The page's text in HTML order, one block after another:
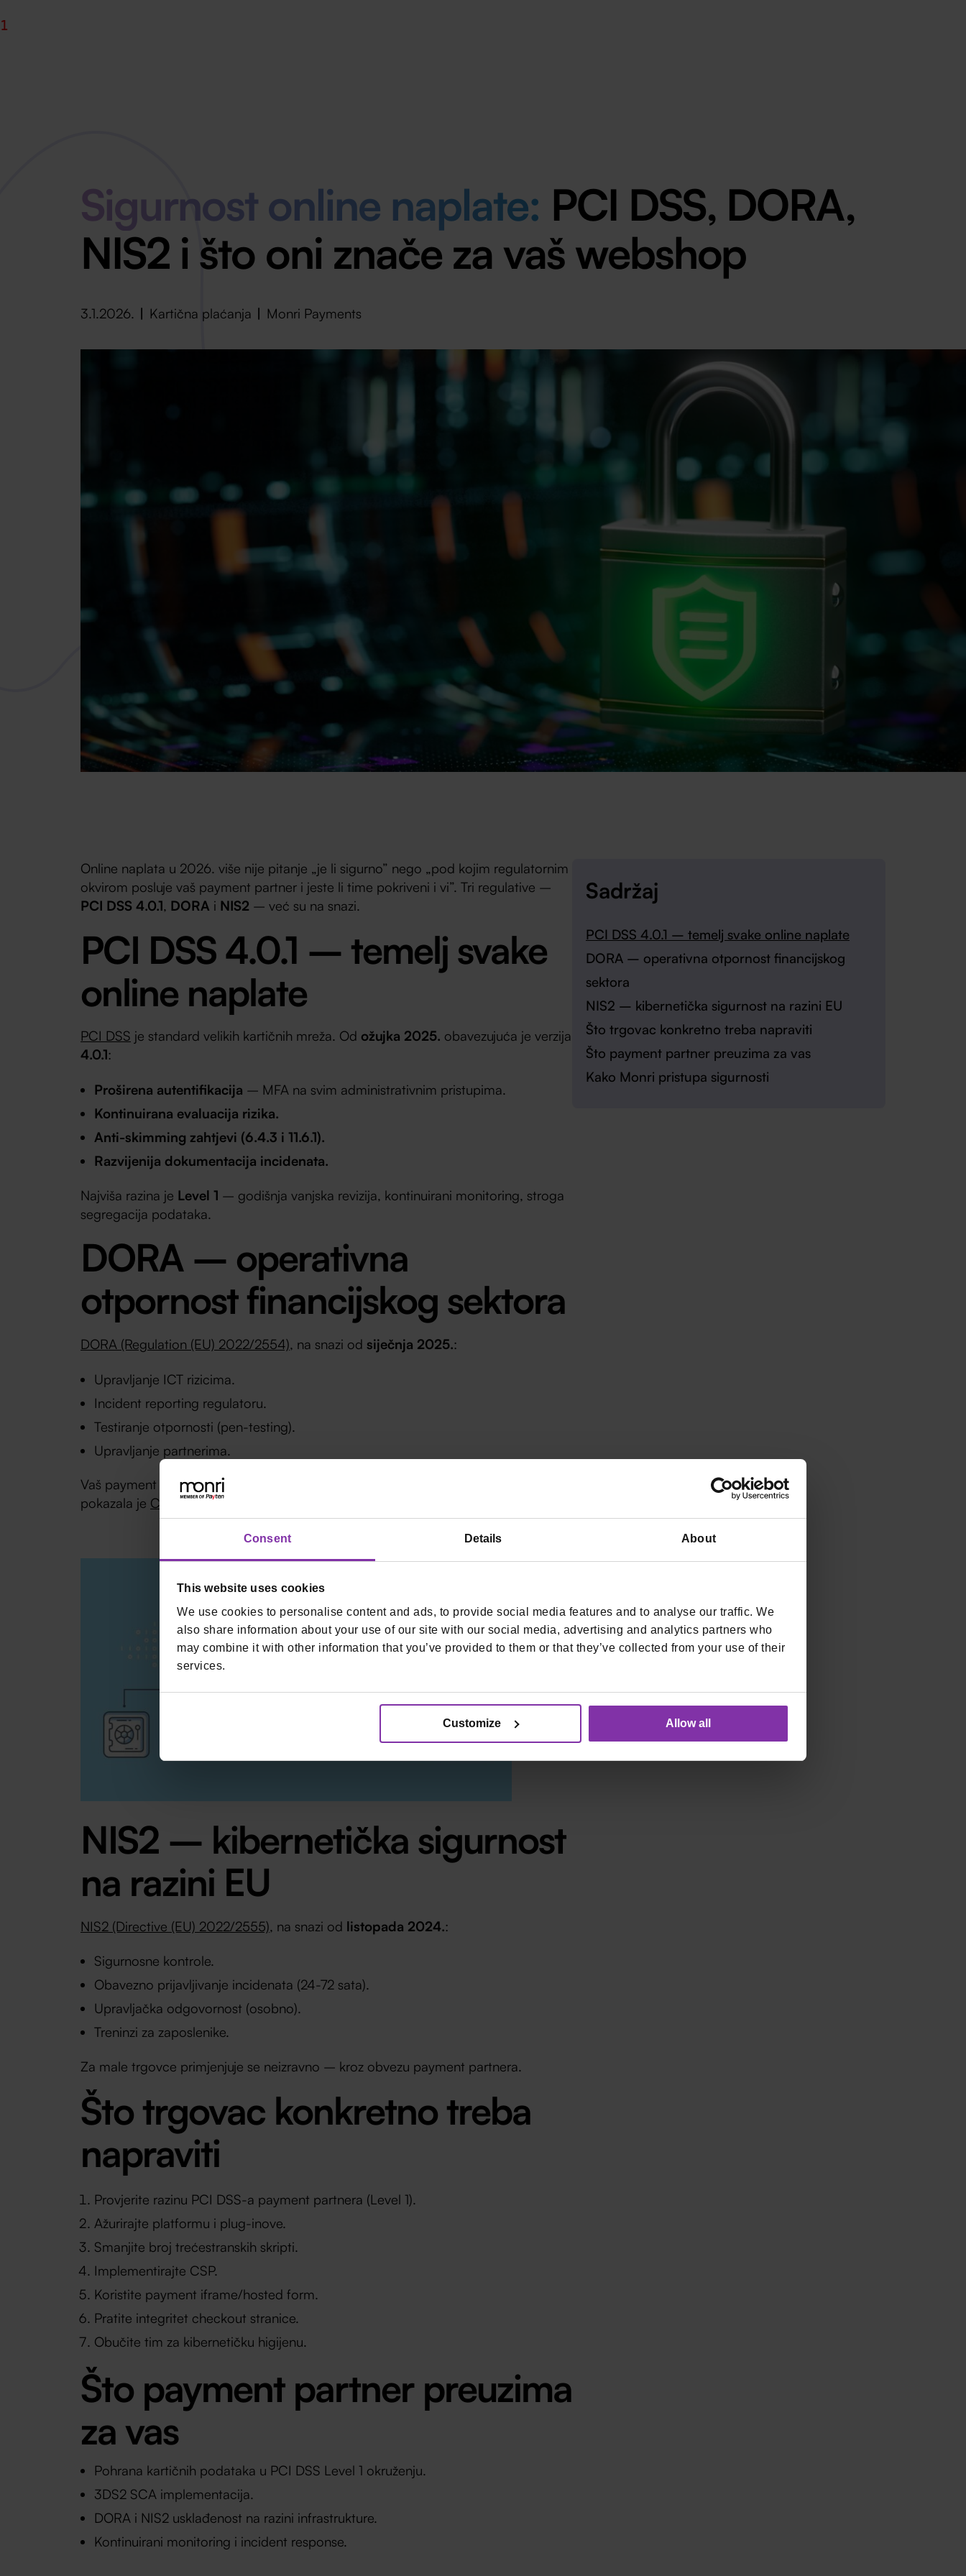
Consent Details About
This website uses cookies
We use cookies to personalise content and ads, to provide social media features and to analyse our traffic. We
also share information about your use of our site with our social media, advertising and analytics partners who
may combine it with other information that you’ve provided to them or that they’ve collected from your use of their
services.
Customize Allow all
1
Sigurnost online naplate: PCI DSS, DORA,
NIS2 i što oni znače za vaš webshop
3.1.2026. Kartična plaćanja Monri Payments
Online naplata u 2026. više nije pitanje „je li sigurno” nego „pod kojim regulatornim
okvirom posluje vaš payment partner i jeste li time pokriveni i vi”. Tri regulative –
PCI DSS 4.0.1, DORA i NIS2 – već su na snazi.
PCI DSS 4.0.1 – temelj svake
online naplate
PCI DSS je standard velikih kartičnih mreža. Od ožujka 2025. obavezujuća je verzija
4.0.1:
Proširena autentifikacija – MFA na svim administrativnim pristupima.
Kontinuirana evaluacija rizika.
Anti-skimming zahtjevi (6.4.3 i 11.6.1).
Razvijenija dokumentacija incidenata.
Najviša razina je Level 1 – godišnja vanjska revizija, kontinuirani monitoring, stroga
segregacija podataka.
DORA – operativna
otpornost financijskog sektora
DORA (Regulation (EU) 2022/2554), na snazi odsiječnja 2025.:
Upravljanje ICT rizicima.
Incident reporting regulatoru.
Testiranje otpornosti (pen-testing).
Upravljanje partnerima.
Vaš payment partner mora biti DORA-usklađen. Kako otpornost izgleda u praksi
pokazala je CrowdStrike Falcon kriza
NIS2 – kibernetička sigurnost
na razini EU
NIS2 (Directive (EU) 2022/2555), na snazi od listopada 2024.:
Sigurnosne kontrole.
Obavezno prijavljivanje incidenata (24-72 sata).
Upravljačka odgovornost (osobno).
Treninzi za zaposlenike.
Za male trgovce primjenjuje se neizravno – kroz obvezu payment partnera.
Što trgovac konkretno treba
napraviti
Provjerite razinu PCI DSS-a payment partnera (Level 1).
Ažurirajte platformu i plug-inove.
Smanjite broj trećestranskih skripti.
Implementirajte CSP.
Koristite payment iframe/hosted form.
Pratite integritet checkout stranice.
Obučite tim za kibernetičku higijenu.
Što payment partner preuzima
za vas
Pohrana kartičnih podataka u PCI DSS Level 1 okruženju.
3DS2 SCA implementacija.
DORA i NIS2 usklađenost na razini infrastrukture.
Kontinuirani monitoring i incident response.
Sadržaj
PCI DSS 4.0.1 – temelj svake online naplate
DORA – operativna otpornost financijskog
sektora
NIS2 – kibernetička sigurnost na razini EU
Što trgovac konkretno treba napraviti
Što payment partner preuzima za vas
Kako Monri pristupa sigurnosti